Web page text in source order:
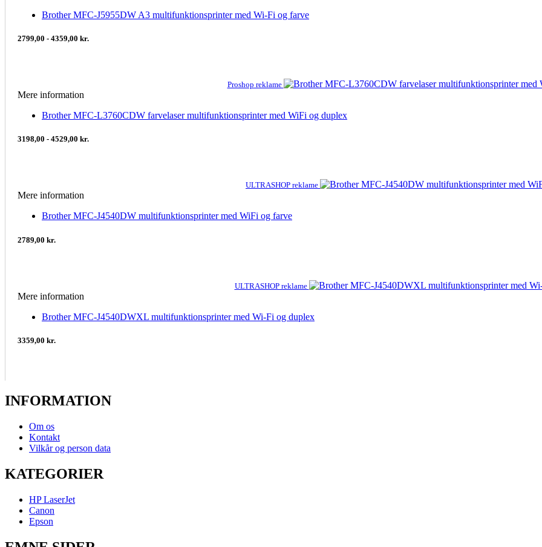
Brother MFC-J5955DW A3 multifunktionsprinter med Wi-Fi og farve
2799,00 - 4359,00 kr.
Proshop reklame
Mere information
Brother MFC-L3760CDW farvelaser multifunktionsprinter med WiFi og duplex
3198,00 - 4529,00 kr.
ULTRASHOP reklame
Mere information
Brother MFC-J4540DW multifunktionsprinter med WiFi og farve
2789,00 kr.
ULTRASHOP reklame
Mere information
Brother MFC-J4540DWXL multifunktionsprinter med Wi-Fi og duplex
3359,00 kr.
INFORMATION
Om os
Kontakt
Vilkår og person data
KATEGORIER
HP LaserJet
Canon
Epson